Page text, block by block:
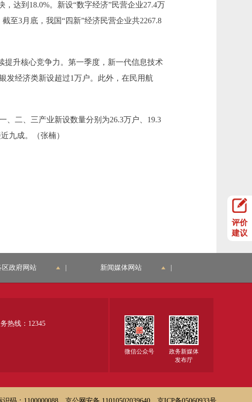
达到18.0%。新设“数字经济”民营企业27.4万
至3月底，我国“四新”经济民营企业共2267.8
升核心竞争力。第一季度，新一代信息技术
发经济类新设超过1万户。此外，在民用航
二、三产业新设数量分别为26.3万户、19.3
九成。（张楠）
评价
建议
区政府网站 新闻媒体网站
热线：12345
微信公众号
政务新媒体
发布厅